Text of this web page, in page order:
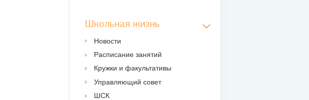
Школьная жизнь
Новости
Расписание занятий
Кружки и факультативы
Управляющий совет
ШСК